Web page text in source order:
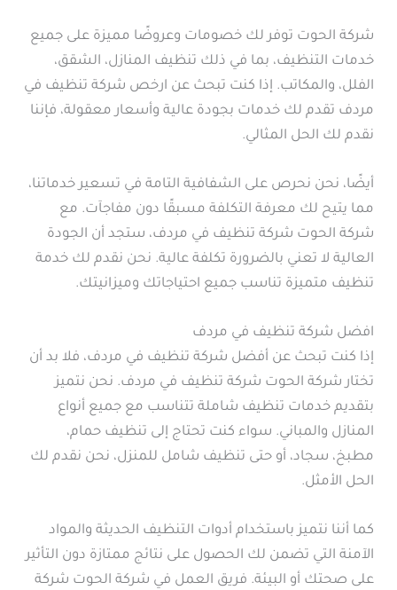
شركة الحوت توفر لك خصومات وعروضًا مميزة على جميع
خدمات التنظيف، بما في ذلك تنظيف المنازل، الشقق،
الفلل، والمكاتب. إذا كنت تبحث عن ارخص شركة تنظيف في
مردف تقدم لك خدمات بجودة عالية وأسعار معقولة، فإننا
نقدم لك الحل المثالي.
أيضًا، نحن نحرص على الشفافية التامة في تسعير خدماتنا،
مما يتيح لك معرفة التكلفة مسبقًا دون مفاجآت. مع
شركة الحوت شركة تنظيف في مردف، ستجد أن الجودة
العالية لا تعني بالضرورة تكلفة عالية. نحن نقدم لك خدمة
تنظيف متميزة تناسب جميع احتياجاتك وميزانيتك.
افضل شركة تنظيف في مردف
إذا كنت تبحث عن أفضل شركة تنظيف في مردف، فلا بد أن
تختار شركة الحوت شركة تنظيف في مردف. نحن نتميز
بتقديم خدمات تنظيف شاملة تتناسب مع جميع أنواع
المنازل والمباني. سواء كنت تحتاج إلى تنظيف حمام،
مطبخ، سجاد، أو حتى تنظيف شامل للمنزل، نحن نقدم لك
الحل الأمثل.
كما أننا نتميز باستخدام أدوات التنظيف الحديثة والمواد
الآمنة التي تضمن لك الحصول على نتائج ممتازة دون التأثير
على صحتك أو البيئة. فريق العمل في شركة الحوت شركة